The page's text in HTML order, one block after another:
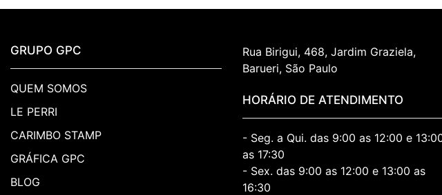
GRUPO GPC
QUEM SOMOS
LE PERRI
CARIMBO STAMP
GRÁFICA GPC
BLOG
Rua Birigui, 468, Jardim Graziela,
Barueri, São Paulo
HORÁRIO DE ATENDIMENTO
- Seg. a Qui. das 9:00 as 12:00 e
as 17:30
- Sex. das 9:00 as 12:00 e 13:00 as
16:30